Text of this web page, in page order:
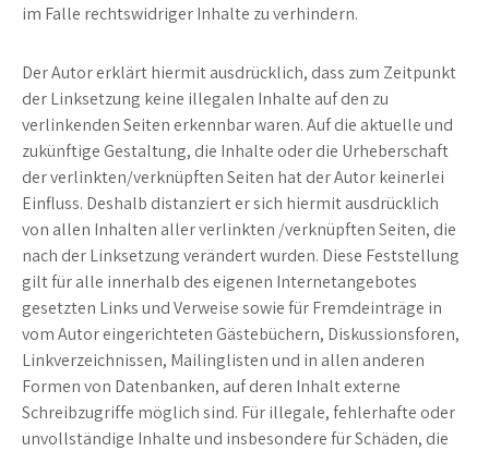
im Falle rechtswidriger Inhalte zu verhindern.
Der Autor erklärt hiermit ausdrücklich, dass zum Zeitpunkt
der Linksetzung keine illegalen Inhalte auf den zu
verlinkenden Seiten erkennbar waren. Auf die aktuelle und
zukünftige Gestaltung, die Inhalte oder die Urheberschaft
der verlinkten/verknüpften Seiten hat der Autor keinerlei
Einfluss. Deshalb distanziert er sich hiermit ausdrücklich
von allen Inhalten aller verlinkten /verknüpften Seiten, die
nach der Linksetzung verändert wurden. Diese Feststellung
gilt für alle innerhalb des eigenen Internetangebotes
gesetzten Links und Verweise sowie für Fremdeinträge in
vom Autor eingerichteten Gästebüchern, Diskussionsforen,
Linkverzeichnissen, Mailinglisten und in allen anderen
Formen von Datenbanken, auf deren Inhalt externe
Schreibzugriffe möglich sind. Für illegale, fehlerhafte oder
unvollständige Inhalte und insbesondere für Schäden, die